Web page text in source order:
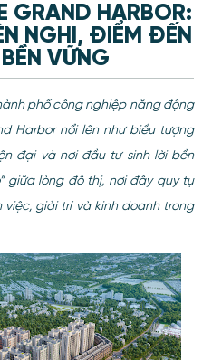
GRAND HARBOR:
NGHI, ĐIỂM ĐẾN
VỮNG
phố công nghiệp năng động
Harbor nổi lên như biểu tượng
đại và nơi đầu tư sinh lời bền
giữa lòng đô thị, nơi đây quy tụ
việc, giải trí và kinh doanh trong